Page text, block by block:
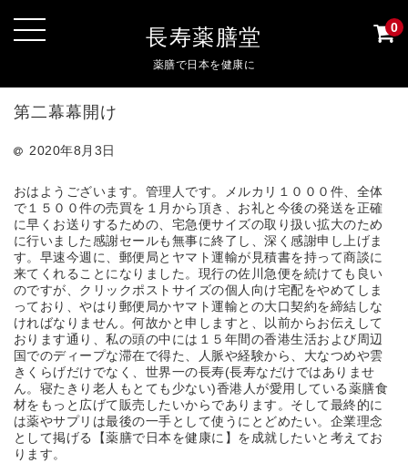
長寿薬膳堂
薬膳で日本を健康に
0
第二幕幕開け
2020年8月3日
おはようございます。管理人です。メルカリ１０００件、全体
で１５００件の売買を１月から頂き、お礼と今後の発送を正確
に早くお送りするための、宅急便サイズの取り扱い拡大のため
に行いました感謝セールも無事に終了し、深く感謝申し上げま
す。早速今週に、郵便局とヤマト運輸が見積書を持って商談に
来てくれることになりました。現行の佐川急便を続けても良い
のですが、クリックポストサイズの個人向け宅配をやめてしま
っており、やはり郵便局かヤマト運輸との大口契約を締結しな
ければなりません。何故かと申しますと、以前からお伝えして
おります通り、私の頭の中には１５年間の香港生活および周辺
国でのディープな滞在で得た、人脈や経験から、大なつめや雲
きくらげだけでなく、世界一の長寿(長寿なだけではありませ
ん。寝たきり老人もとても少ない)香港人が愛用している薬膳食
材をもっと広げて販売したいからであります。そして最終的に
は薬やサプリは最後の一手として使うにとどめたい。企業理念
として掲げる【薬膳で日本を健康に】を成就したいと考えてお
ります。